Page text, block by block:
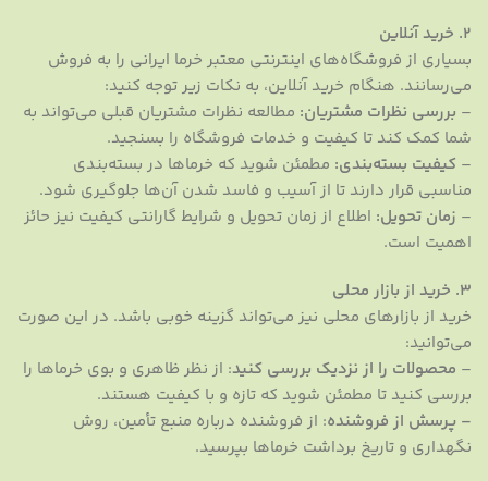
2. خرید آنلاین
بسیاری از فروشگاه‌های اینترنتی معتبر خرما ایرانی را به فروش
می‌رسانند. هنگام خرید آنلاین، به نکات زیر توجه کنید:
– بررسی نظرات مشتریان: مطالعه نظرات مشتریان قبلی می‌تواند به
شما کمک کند تا کیفیت و خدمات فروشگاه را بسنجید.
– کیفیت بسته‌بندی: مطمئن شوید که خرماها در بسته‌بندی
مناسبی قرار دارند تا از آسیب و فاسد شدن آن‌ها جلوگیری شود.
– زمان تحویل: اطلاع از زمان تحویل و شرایط گارانتی کیفیت نیز حائز
اهمیت است.
3. خرید از بازار محلی
خرید از بازار‌های محلی نیز می‌تواند گزینه خوبی باشد. در این صورت
می‌توانید:
– محصولات را از نزدیک بررسی کنید: از نظر ظاهری و بوی خرماها را
بررسی کنید تا مطمئن شوید که تازه و با کیفیت هستند.
– پرسش از فروشنده: از فروشنده درباره منبع تأمین، روش
نگهداری و تاریخ برداشت خرماها بپرسید.